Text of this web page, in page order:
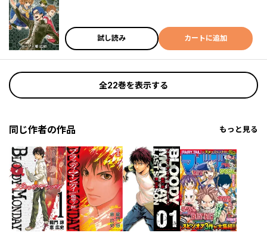
試し読み カートに追加
全22巻を表示する
同じ作者の作品 もっと見る